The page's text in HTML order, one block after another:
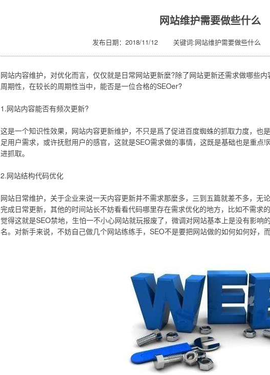
网站维护需要做些什么
发布日期：2018/11/12 关键词:网站维护需要做些什
网站内容维护，对优化而言，仅仅就是日常网站更新麼?除了网站更新还需求做哪些
周期性，在较长的周期性当中，能否是一位合格的SEOer?
1.网站内容能否有频次更新?
这是一个知识性效果，网站内容更新维护，不只是爲了促进百度蜘蛛的抓取力度，也
足用户需求，或许抚慰用户的感官，这就是SEO需求做的事情，这既是基础也是重点
进抓取。
2.网站结构代码优化
网站日常维护，关于企业来说一天内容更新并不需求那麼多，三到五篇就差不多，无
完成日常更新，其他的时间站长不妨看看代码哪里存在需求优化的地方，比如不需求
觉得这就是SEO禁地，生怕一不小心网站就玩报废了，微调对网站基本上是没有影响
名。对新手来说，不妨自己做几个网站练练手，SEO不是要把网站做的如何如何好，